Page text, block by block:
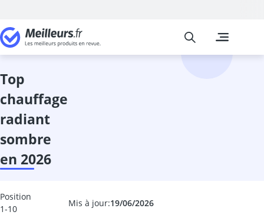
Jardin
abri de jardin
Meilleurs
top
chauffage
radiant
sombre
en 2026
Mis à jour:19/06/2026
Position
1-10